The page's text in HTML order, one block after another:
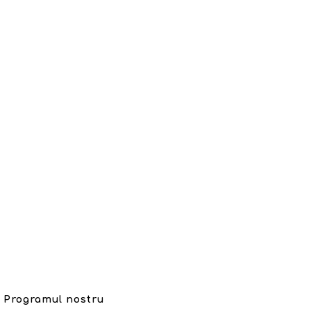
Programul nostru